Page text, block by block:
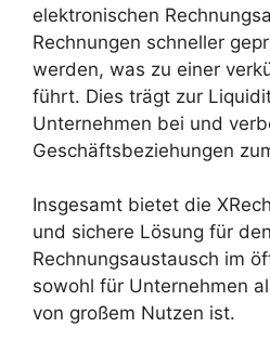
elektronischen
Rechnungen schneller
werden, was zu einer
führt. Dies trägt zur
Unternehmen bei und
Geschäftsbeziehungen
Insgesamt bietet die
und sichere Lösung für
Rechnungsaustausch im
sowohl für Unternehmen
von großem Nutzen ist.